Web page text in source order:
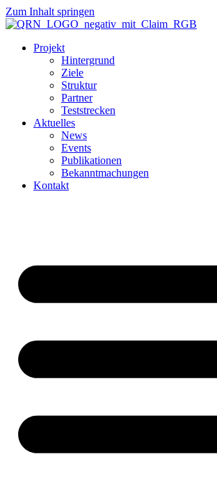
Zum Inhalt springen
Projekt
Hintergrund
Ziele
Struktur
Partner
Teststrecken
Aktuelles
News
Events
Publikationen
Bekanntmachungen
Kontakt